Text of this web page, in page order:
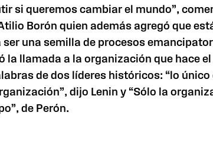
si queremos cambiar el mundo”,
Borón quien además agregó que
ser una semilla de procesos
la llamada a la organización que hace
de dos líderes históricos: “lo único
dijo Lenin y “Sólo la
de Perón.